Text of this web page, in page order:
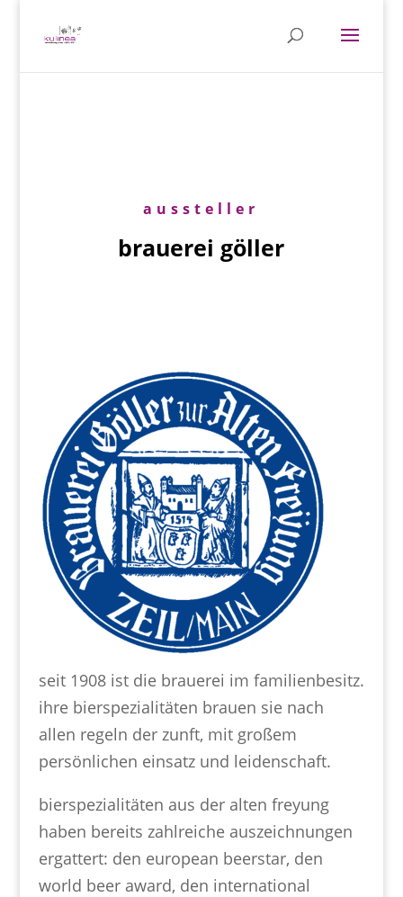
aussteller
brauerei göller
seit 1908 ist die brauerei im familienbesitz.
ihre bierspezialitäten brauen sie nach
allen regeln der zunft, mit großem
persönlichen einsatz und leidenschaft.
bierspezialitäten aus der alten freyung
haben bereits zahlreiche auszeichnungen
ergattert: den european beerstar, den
world beer award, den international